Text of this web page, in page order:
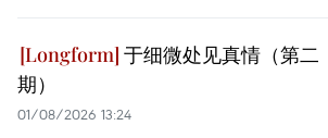
于细微处见真情（第二
期）
01/08/2026 13:24